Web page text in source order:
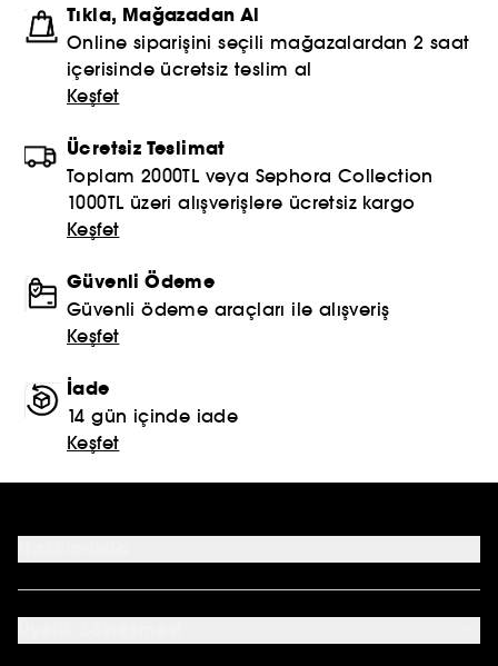
Tıkla, Mağazadan Al
Online siparişini seçili mağazalardan 2 saat
içerisinde ücretsiz teslim al
Keşfet
Ücretsiz Teslimat
Toplam 2000TL veya Sephora Collection
1000TL üzeri alışverişlere ücretsiz kargo
Keşfet
Güvenli Ödeme
Güvenli ödeme araçları ile alışveriş
Keşfet
İade
14 gün içinde iade
Keşfet
Mağazalar
Profil Bilgilerim